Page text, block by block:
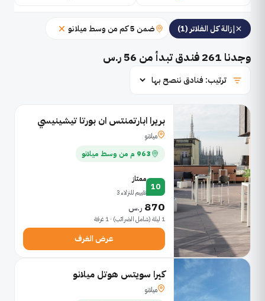
إزالة كل الفلاتر (1) ضمن 5 كم من وسط ميلانو
وجدنا 261فندق تبدأ من 56 ر.س
بريرا ابارتمنتس ان بورتا تيشينيسي
ميلانو
963 م من وسط ميلانو
10
ممتاز
تقييم للنزلاء 3
870 ر.س
1 ليلة (شامل الضرائب) · 1 غرفة
عرض الغرف
كيرا سويتس هوتل ميلانو
ميلانو